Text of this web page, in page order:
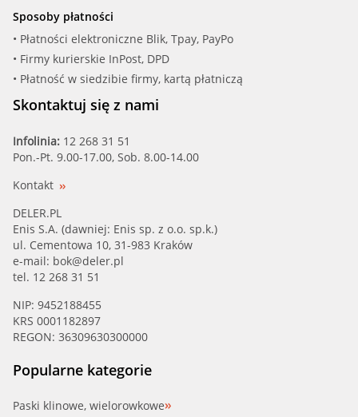
Sposoby płatności
• Płatności elektroniczne Blik, Tpay, PayPo
• Firmy kurierskie InPost, DPD
• Płatność w siedzibie firmy, kartą płatniczą
Skontaktuj się z nami
Infolinia: 12 268 31 51
Pon.-Pt. 9.00-17.00, Sob. 8.00-14.00
Kontakt
DELER.PL
Enis S.A. (dawniej: Enis sp. z o.o. sp.k.)
ul. Cementowa 10, 31-983 Kraków
e-mail: bok@deler.pl
tel. 12 268 31 51
NIP: 9452188455
KRS 0001182897
REGON: 36309630300000
Popularne kategorie
Paski klinowe, wielorowkowe